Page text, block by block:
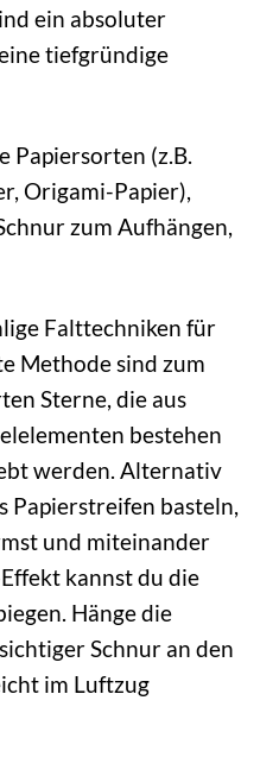
ein absoluter
tiefgründige
Papiersorten (z.B.
Origami-Papier),
zum Aufhängen,
Falttechniken für
Methode sind zum
Sterne, die aus
bestehen
werden. Alternativ
Papierstreifen basteln,
und miteinander
kannst du die
Hänge die
Schnur an den
im Luftzug